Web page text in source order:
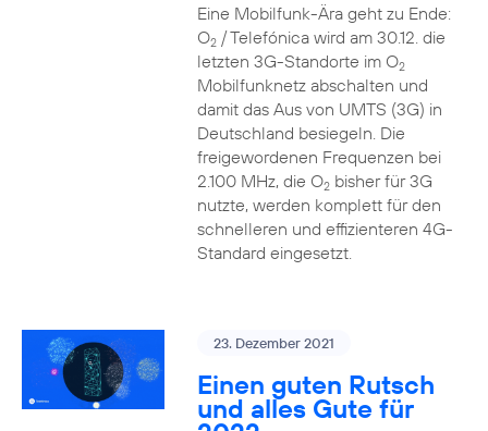
Eine Mobilfunk-Ära geht zu Ende:
O2/ Telefónica wird am 30.12. die
letzten 3G-Standorte im O2
Mobilfunknetz abschalten und
damit das Aus von UMTS (3G) in
Deutschland besiegeln. Die
freigewordenen Frequenzen bei
2.100 MHz, die O2bisher für 3G
nutzte, werden komplett für den
schnelleren und effizienteren 4G-
Standard eingesetzt.
23. Dezember 2021
Einen guten Rutsch
und alles Gute für